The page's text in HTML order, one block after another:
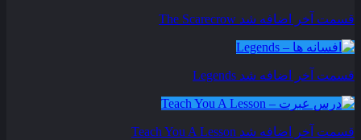
قسمت آخر اضافه شد The Scarecrow
قسمت آخر اضافه شد Legends
قسمت آخر اضافه شد Teach You A Lesson